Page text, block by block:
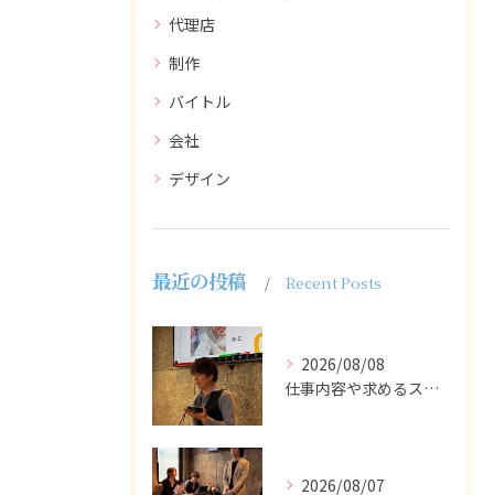
代理店
制作
バイトル
会社
デザイン
最近の投稿 Recent Posts
2026/08/08
仕事内容や求めるスキルを明確にし、ターゲット層に響くメッセー...
2026/08/07